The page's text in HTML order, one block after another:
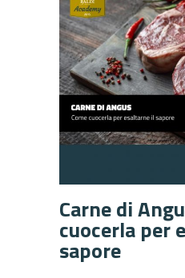
Carne di
cuocerla per
sapore